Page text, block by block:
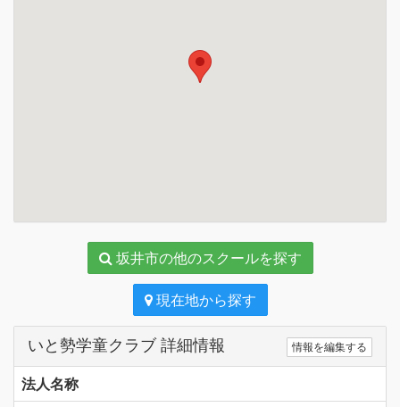
坂井市の他のスクールを探す
現在地から探す
いと勢学童クラブ 詳細情報 情報を編集する
法人名称